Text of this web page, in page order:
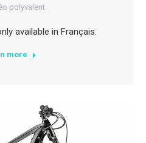
polyvalent
available in Français.
more